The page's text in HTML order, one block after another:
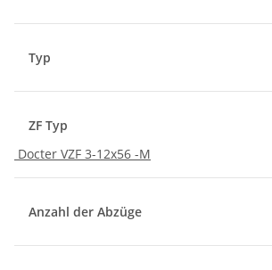
Typ
ZF Typ
Docter VZF 3-12x56 -M
Anzahl der Abzüge